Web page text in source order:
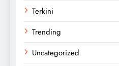
Terkini
Trending
Uncategorized